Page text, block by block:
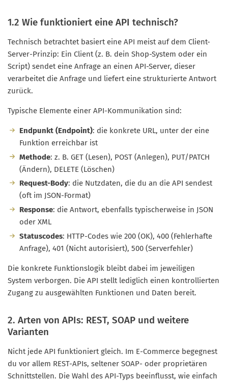
1.2 Wie funktioniert eine API technisch?
Technisch betrachtet basiert eine API meist auf dem Client-
Server-Prinzip: Ein Client (z. B. dein Shop-System oder ein
Script) sendet eine Anfrage an einen API-Server, dieser
verarbeitet die Anfrage und liefert eine strukturierte Antwort
zurück.
Typische Elemente einer API-Kommunikation sind:
Endpunkt (Endpoint): die konkrete URL, unter der eine
Funktion erreichbar ist
Methode: z. B. GET (Lesen), POST (Anlegen), PUT/PATCH
(Ändern), DELETE (Löschen)
Request-Body: die Nutzdaten, die du an die API sendest
(oft im JSON-Format)
Response: die Antwort, ebenfalls typischerweise in JSON
oder XML
Statuscodes: HTTP-Codes wie 200 (OK), 400 (Fehlerhafte
Anfrage), 401 (Nicht autorisiert), 500 (Serverfehler)
Die konkrete Funktionslogik bleibt dabei im jeweiligen
System verborgen. Die API stellt lediglich einen kontrollierten
Zugang zu ausgewählten Funktionen und Daten bereit.
2. Arten von APIs: REST, SOAP und weitere
Varianten
Nicht jede API funktioniert gleich. Im E-Commerce begegnest
du vor allem REST-APIs, seltener SOAP- oder proprietären
Schnittstellen. Die Wahl des API-Typs beeinflusst, wie einfach